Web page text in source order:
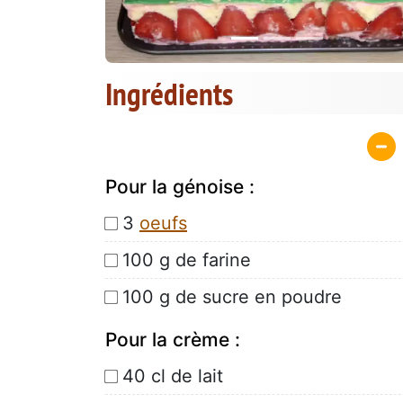
Ingrédients
Pour la génoise :
3 oeufs
100 g de farine
100 g de sucre en poudre
Pour la crème :
40 cl de lait